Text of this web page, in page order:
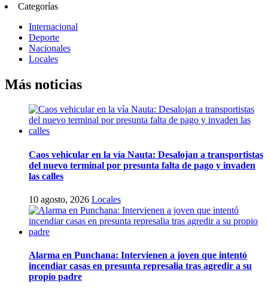
Categorías
Internacional
Deporte
Nacionales
Locales
Más noticias
Caos vehicular en la vía Nauta: Desalojan a transportistas
del nuevo terminal por presunta falta de pago y invaden
las calles
10 agosto, 2026 Locales
Alarma en Punchana: Intervienen a joven que intentó
incendiar casas en presunta represalia tras agredir a su
propio padre